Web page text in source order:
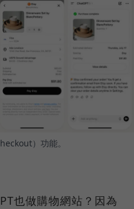
）功能。
也做購物網站？因為